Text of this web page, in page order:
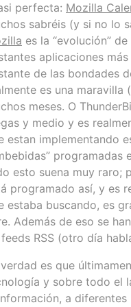
perfecta: Mozilla
sabréis (y si no lo
es la “evolución”
aplicaciones
de las bondades
es una maravilla
meses. O
y medio y es
estan implementando
programadas
esto suena muy raro;
programado así, y es
estaba buscando, es
Además de eso se
RSS (otro día
es que
y sobre todo el
a diferentes